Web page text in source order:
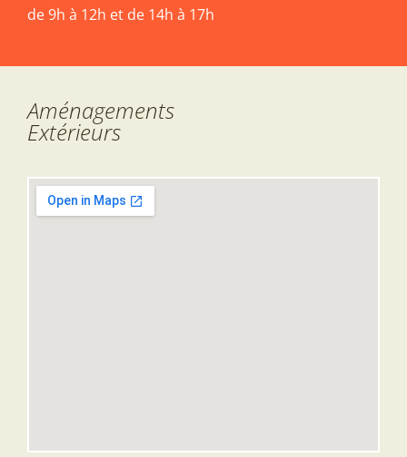
de 9h à 12h et de 14h à 17h
Aménagements
Extérieurs